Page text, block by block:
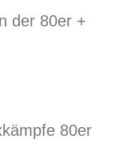
der 80er +
80er